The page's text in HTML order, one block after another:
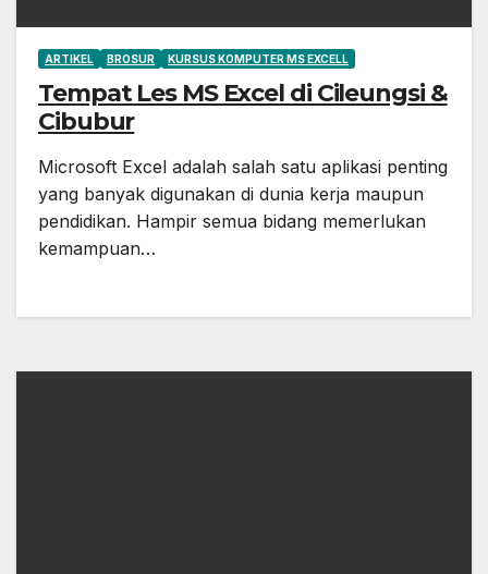
ARTIKEL BROSUR KURSUS KOMPUTER MS EXCELL
Tempat Les MS Excel di Cileungsi &
Cibubur
Microsoft Excel adalah salah satu aplikasi penting
yang banyak digunakan di dunia kerja maupun
pendidikan. Hampir semua bidang memerlukan
kemampuan…